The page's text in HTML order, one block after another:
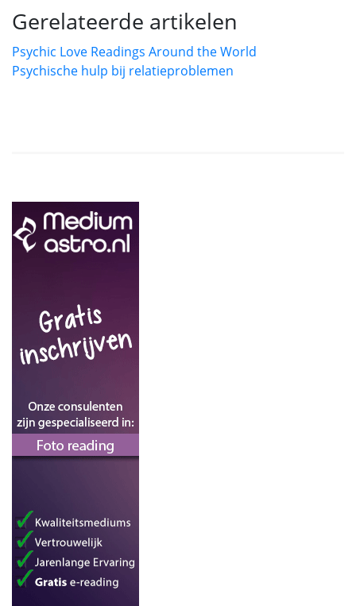
Gerelateerde artikelen
Psychic Love Readings Around the World
Psychische hulp bij relatieproblemen